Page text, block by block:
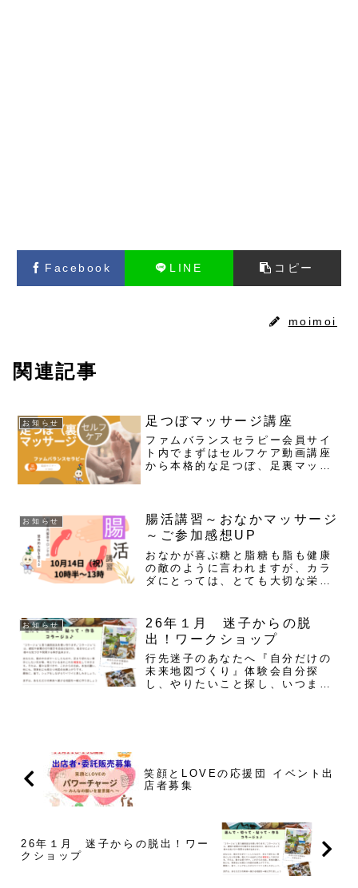
Facebook LINE コピー
moimoi
関連記事
お知らせ 足つぼマッサージ講座
ファムバランスセラピー会員サイ
ト内でまずはセルフケア動画講座
から本格的な足つぼ、足裏マッサ
肉、関節、などあらゆる部位の反
射区がある足太古の昔から、使わ
れ...
お知らせ
腸活講習～おなかマッサージ
～ご参加感想UP
おなかが喜ぶ糖と脂糖も脂も健康
の敵のように言われますが、カラ
ダにとっては、とても大切な栄養
しまうと、カラダはとても苦しく
なってきます。何がいいのか悪い
のかを見極めましょうおなかを
元...
お知らせ
26年１月 迷子からの脱
出！ワークショップ
行先迷子のあなたへ『自分だけの
未来地図づくり』体験会自分探
し、やりたいこと探し、いつまで
笑顔とLOVEの応援団 イベント出
店者募集
26年１月 迷子からの脱出！ワー
クショップ